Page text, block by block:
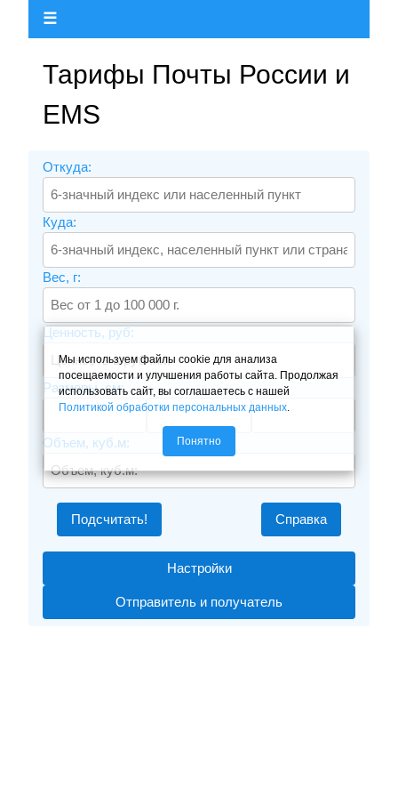
☰
Тарифы Почты России и
EMS
Откуда:
Куда:
Вес, г:
Ценность, руб:
Размеры, см:
Объем, куб.м:
Подсчитать! Справка
Настройки
Отправитель и получатель
Мы используем файлы cookie для анализа
посещаемости и улучшения работы сайта. Продолжая
использовать сайт, вы соглашаетесь с нашей
Политикой обработки персональных данных.
Понятно